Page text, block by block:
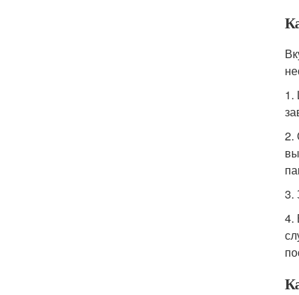
1.
2.
3.
4.